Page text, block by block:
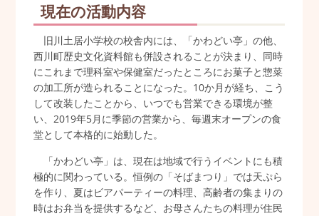
現在の活動内容
旧川土居小学校の校舎内には、「かわどい亭」の他、
西川町歴史文化資料館も併設されることが決まり、同時
にこれまで理科室や保健室だったところにお菓子と惣菜
の加工所が造られることになった。10か月が経ち、こう
して改装したことから、いつでも営業できる環境が整
い、2019年5月に季節の営業から、毎週末オープンの食
堂として本格的に始動した。
「かわどい亭」は、現在は地域で行うイベントにも積
極的に関わっている。恒例の「そばまつり」では天ぷら
を作り、夏はビアパーティーの料理、高齢者の集まりの
時はお弁当を提供するなど、お母さんたちの料理が住民